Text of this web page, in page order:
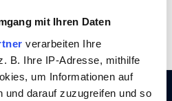
mit Ihren Daten
verarbeiten Ihre
B. Ihre IP-Adresse, mithilfe
um Informationen auf
und darauf zuzugreifen und so